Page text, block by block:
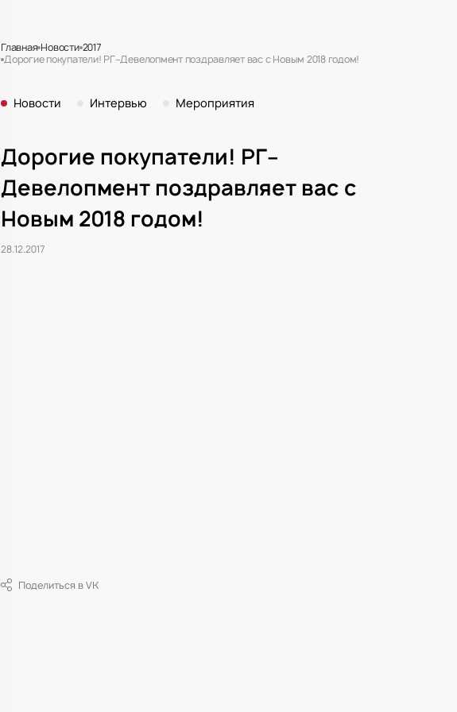
Главная Новости 2017
Дорогие покупатели! РГ–Девелопмент поздравляет вас с Новым 2018 годом!
Новости Интервью Мероприятия
Дорогие покупатели! РГ–
Девелопмент поздравляет вас с
Новым 2018 годом!
28.12.2017
Поделиться в VK